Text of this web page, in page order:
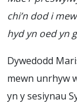
chi’n dod i
hyd yn oed yn
Dywedodd
mewn unrhyw
yn y sesiynau